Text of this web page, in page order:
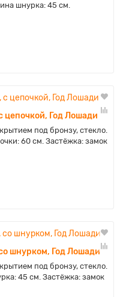
шнурка: 45 см.
цепочкой, Год Лошади
под бронзу, стекло.
60 см. Застёжка: замок
шнурком, Год Лошади
под бронзу, стекло.
45 см. Застёжка: замок